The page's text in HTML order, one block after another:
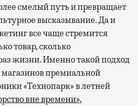
смелый путь и превращает
высказывание. Да и
все чаще стремится
товар, сколько
жизни. Именно такой подход
магазинов премиальной
«Технопарк» в летней
вне времени»,